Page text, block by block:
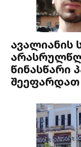
ავალიანის
წინასწარი
შეეფარდათ